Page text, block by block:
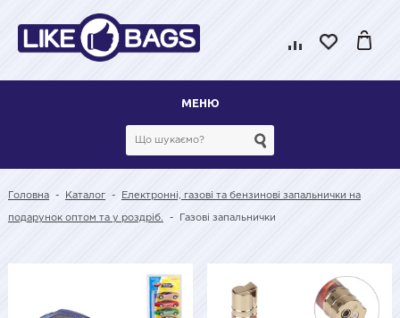
МЕНЮ
Головна - Каталог - Електронні, газові та бензинові запальнички на
подарунок оптом та у роздріб. - Газові запальнички